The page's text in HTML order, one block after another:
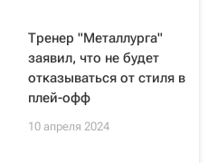
Тренер "Металлурга"
заявил, что не будет
отказываться от стиля в
плей-офф
10 апреля 2024